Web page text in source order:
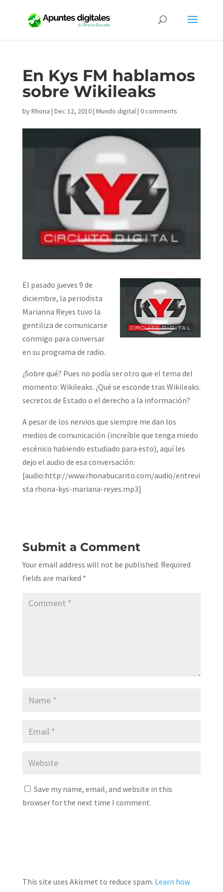
En Kys FM hablamos
sobre Wikileaks
byRhona | Dec 12, 2010| Mundo digital| 0 comments
El pasado jueves 9 de
diciembre, la periodista
Marianna Reyes tuvo la
gentiliza de comunicarse
conmigo para conversar
en su programa de radio.
¿Sobre qué? Pues no podía ser otro que el tema del
momento: Wikileaks. ¿Qué se esconde tras Wikileaks:
secretos de Estado o el derecho a la información?
A pesar de los nervios que siempre me dan los
medios de comunicación (increíble que tenga miedo
escénico habiendo estudiado para esto), aquí les
dejo el audio de esa conversación:
[audio:http://www.rhonabucarito.com/audio/entrevi
sta rhona-kys-mariana-reyes.mp3]
Submit a Comment
Your email address will not be published. Required
fields are marked *
Save my name, email, and website in this
browser for the next time I comment.
This site uses Akismet to reduce spam. Learn how